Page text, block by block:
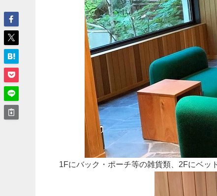
1Fにバック・ポーチ等の雑貨類、2Fにベッ